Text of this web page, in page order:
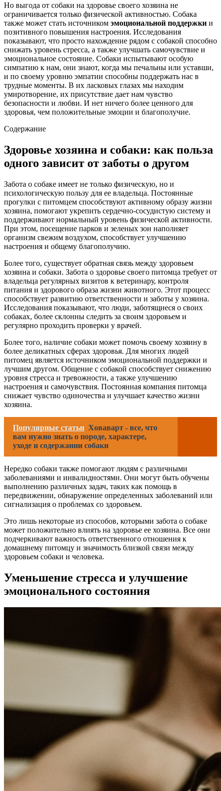
Но выгода от собаки на здоровье своего хозяина не
ограничивается только физической активностью. Собака
также может стать источником эмоциональной поддержки и
позитивного повышения настроения. Исследования
показывают, что просто нахождение рядом с собакой способно
снижать уровень стресса, а также улучшать самочувствие и
эмоциональное состояние. Собаки испытывают особую
симпатию к нам, они знают, когда мы печальны или уставши,
и по своему уровню эмпатии способны поддержать нас в
трудные моменты. В их ласковых глазах мы находим
умиротворение, их присутствие дает нам чувство
безопасности и любви. И нет ничего более ценного для
здоровья, чем положительные эмоции и благополучие.
Содержание
Здоровье хозяина и собаки: как польза
одного зависит от заботы о другом
Забота о собаке имеет не только физическую, но и
психологическую пользу для ее владельца. Постоянные
прогулки с питомцем способствуют активному образу жизни
хозяина, помогают укрепить сердечно-сосудистую систему и
поддерживают нормальный уровень физической активности.
При этом, посещение парков и зеленых зон наполняет
организм свежим воздухом, способствует улучшению
настроения и общему благополучию.
Более того, существует обратная связь между здоровьем
хозяина и собаки. Забота о здоровье своего питомца требует от
владельца регулярных визитов к ветеринару, контроля
питания и здорового образа жизни животного. Этот процесс
способствует развитию ответственности и заботы у хозяина.
Исследования показывают, что люди, заботящиеся о своих
собаках, более склонны следить за своим здоровьем и
регулярно проходить проверки у врачей.
Более того, наличие собаки может помочь своему хозяину в
более деликатных сферах здоровья. Для многих людей
питомец является источником эмоциональной поддержки и
лучшим другом. Общение с собакой способствует снижению
уровня стресса и тревожности, а также улучшению
настроения и самочувствия. Постоянная компания питомца
снижает чувство одиночества и улучшает качество жизни
хозяина.
Популярные статьи Ховаварт - все, что
вам нужно знать о породе, характере,
уходе и содержании собаки
Нередко собаки также помогают людям с различными
заболеваниями и инвалидностями. Они могут быть обучены
выполнению различных задач, таких как помощь в
передвижении, обнаружение определенных заболеваний или
сигнализация о проблемах со здоровьем.
Это лишь некоторые из способов, которыми забота о собаке
может положительно влиять на здоровье ее хозяина. Все они
подчеркивают важность ответственного отношения к
домашнему питомцу и значимость близкой связи между
здоровьем собаки и человека.
Уменьшение стресса и улучшение
эмоционального состояния